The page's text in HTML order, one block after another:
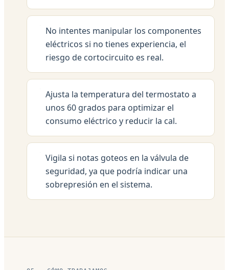
No intentes manipular los componentes
eléctricos si no tienes experiencia, el
riesgo de cortocircuito es real.
Ajusta la temperatura del termostato a
unos 60 grados para optimizar el
consumo eléctrico y reducir la cal.
Vigila si notas goteos en la válvula de
seguridad, ya que podría indicar una
sobrepresión en el sistema.